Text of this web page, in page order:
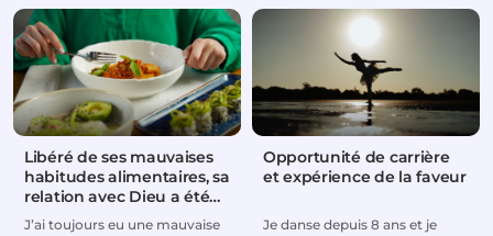
Libéré de ses mauvaises
habitudes alimentaires, sa
relation avec Dieu a été
rétablie
J’ai toujours eu une mauvaise
Opportunité de carrière
et expérience de la faveur
Je danse depuis 8 ans et je